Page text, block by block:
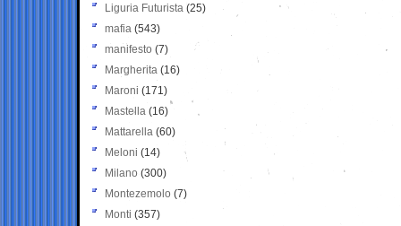
Liguria Futurista (25)
mafia (543)
manifesto (7)
Margherita (16)
Maroni (171)
Mastella (16)
Mattarella (60)
Meloni (14)
Milano (300)
Montezemolo (7)
Monti (357)